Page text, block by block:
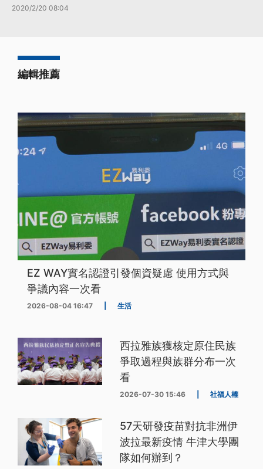
2020/2/20 08:04
編輯推薦
EZ WAY實名認證引發個資疑慮 使用方式與
爭議內容一次看
2026-08-04 16:47 生活
西拉雅族獲核定原住民族
爭取過程與族群分布一次
看
2026-07-30 15:46 社福人權
57天研發疫苗對抗非洲伊
波拉最新疫情 牛津大學團
隊如何辦到？